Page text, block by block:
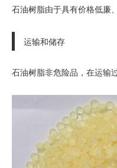
石油树脂由于具有价格低廉
运输和储存
石油树脂非危险品，在运输